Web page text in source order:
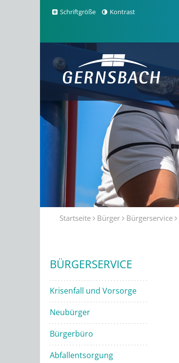
Schriftgröße Kontrast
Startseite Bürger Bürgerservice
BÜRGERSERVICE
Krisenfall und Vorsorge
Neubürger
Bürgerbüro
Abfallentsorgung